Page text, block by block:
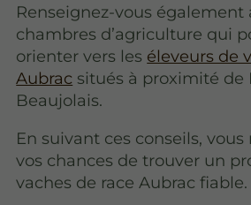
Renseignez-vous également
chambres d’agriculture qui
orienter vers les éleveurs de
Aubrac situés à proximité de
Beaujolais.
En suivant ces conseils,
vos chances de trouver un
vaches de race Aubrac fiable.